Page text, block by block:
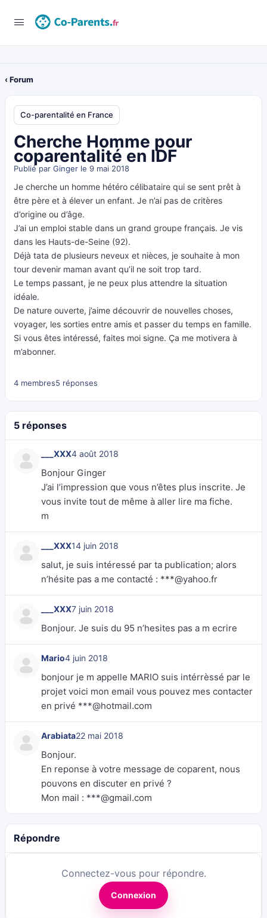
‹ Forum
Co-parentalité en France
Cherche Homme pour
coparentalité en IDF
Publié par Ginger le 9 mai 2018
Je cherche un homme hétéro célibataire qui se sent prêt à
être père et à élever un enfant. Je n’ai pas de critères
d’origine ou d’âge.
J’ai un emploi stable dans un grand groupe français. Je vis
dans les Hauts-de-Seine (92).
Déjà tata de plusieurs neveux et nièces, je souhaite à mon
tour devenir maman avant qu’il ne soit trop tard.
Le temps passant, je ne peux plus attendre la situation
idéale.
De nature ouverte, j’aime découvrir de nouvelles choses,
voyager, les sorties entre amis et passer du temps en famille.
Si vous êtes intéressé, faites moi signe. Ça me motivera à
m’abonner.
4 membres5 réponses
5 réponses
___XXX4 août 2018
Bonjour Ginger
J’ai l’impression que vous n’êtes plus inscrite. Je
vous invite tout de même à aller lire ma fiche.
m
___XXX14 juin 2018
salut, je suis intéressé par ta publication; alors
n’hésite pas a me contacté : ***@yahoo.fr
___XXX7 juin 2018
Bonjour. Je suis du 95 n’hesites pas a m ecrire
Mario4 juin 2018
bonjour je m appelle MARIO suis intérrèssé par le
projet voici mon email vous pouvez mes contacter
en privé ***@hotmail.com
Arabiata22 mai 2018
Bonjour.
En reponse à votre message de coparent, nous
pouvons en discuter en privé ?
Mon mail : ***@gmail.com
Répondre
Connectez-vous pour répondre.
Connexion